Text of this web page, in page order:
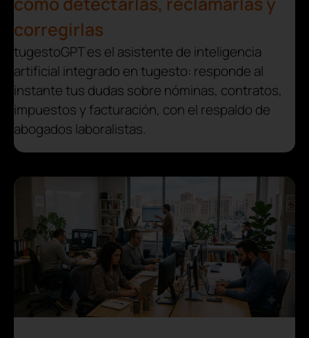
corregirlas
tugestoGPT es el asistente de inteligencia
artificial integrado en tugesto: responde al
instante tus dudas sobre nóminas, contratos,
impuestos y facturación, con el respaldo de
abogados laboralistas.